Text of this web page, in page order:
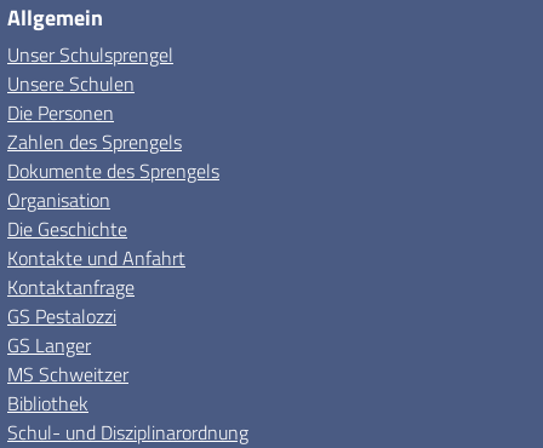
Allgemein
Unser Schulsprengel
Unsere Schulen
Die Personen
Zahlen des Sprengels
Dokumente des Sprengels
Organisation
Die Geschichte
Kontakte und Anfahrt
Kontaktanfrage
GS Pestalozzi
GS Langer
MS Schweitzer
Bibliothek
Schul- und Disziplinarordnung